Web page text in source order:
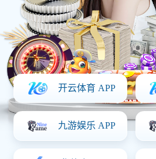
无需注册，即刻体验部分赛事直播与